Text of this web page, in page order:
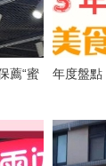
薦“蜜
年度盤點